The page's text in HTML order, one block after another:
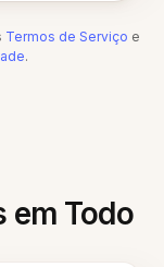
Termos de Serviço e
.
em Todo